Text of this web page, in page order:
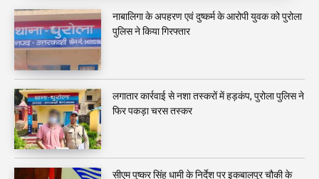
नाबालिगा के अपहरण एवं दुष्कर्म के आरोपी युवक को पुरोला
पुलिस ने किया गिरफ्तार
लगातार कार्रवाई से नशा तस्करों में हड़कंप, पुरोला पुलिस ने
फिर पकड़ा चरस तस्कर
सीएम पुष्कर सिंह धामी के निर्देश पर इकबालपुर चौकी के